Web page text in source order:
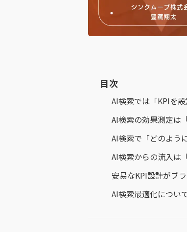
目次
AI検索では「KPIを
AI検索の効果測定は
AI検索で「どのよう
AI検索からの流入は
安易なKPI設計がブ
AI検索最適化につい